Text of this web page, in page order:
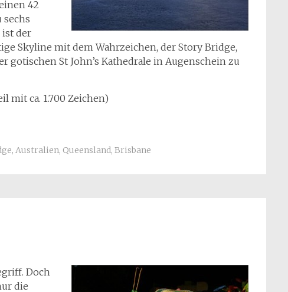
42
ist der
Skyline mit dem Wahrzeichen, der Story Bridge,
St John’s Kathedrale in Augenschein zu
mit ca. 1.700 Zeichen)
, Australien, Queensland, Brisbane
Doch
die